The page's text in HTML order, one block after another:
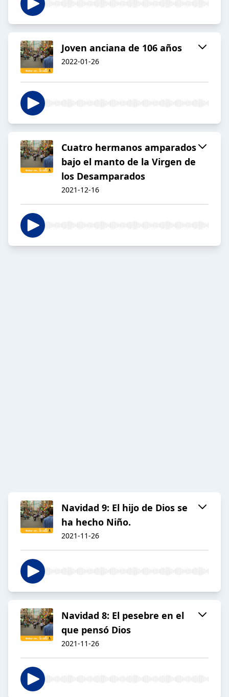
Joven anciana de 106 años
2022-01-26
Cuatro hermanos amparados
bajo el manto de la Virgen de
los Desamparados
2021-12-16
Navidad 9: El hijo de Dios se
ha hecho Niño.
2021-11-26
Navidad 8: El pesebre en el
que pensó Dios
2021-11-26